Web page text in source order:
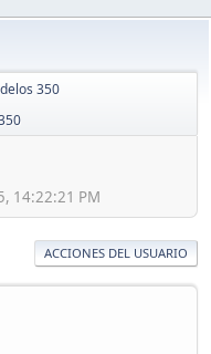
350
14:22:21 PM
ACCIONES DEL USUARIO